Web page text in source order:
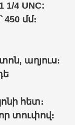
1 1/4 UNC:
՝ 450 մմ։
աղյուս։
ի հետ։
տուփով։